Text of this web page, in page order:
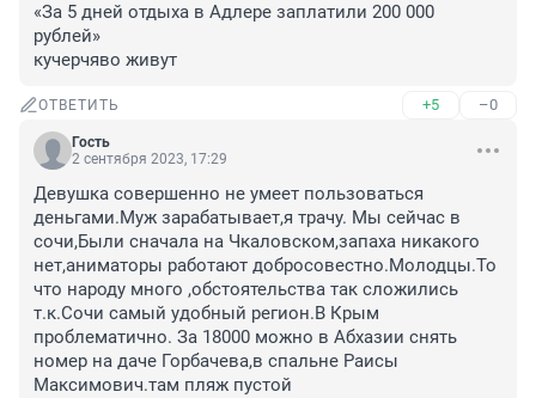
«За 5 дней отдыха в Адлере заплатили 200 000
рублей»
кучерчяво живут
ОТВЕТИТЬ +5 –0
Гость
2 сентября 2023, 17:29
Девушка совершенно не умеет пользоваться
деньгами.Муж зарабатывает,я трачу. Мы сейчас в
сочи,Были сначала на Чкаловском,запаха никакого
нет,аниматоры работают добросовестно.Молодцы.То
что народу много ,обстоятельства так сложились
т.к.Сочи самый удобный регион.В Крым
проблематично. За 18000 можно в Абхазии снять
номер на даче Горбачева,в спальне Раисы
Максимович.там пляж пустой